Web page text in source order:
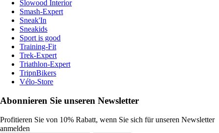
Slowood Interior
Smash-Expert
Sneak'In
Sneakids
Sport is good
Training-Fit
Trek-Expert
Triathlon-Expert
TripnBikers
Vélo-Store
Abonnieren Sie unseren Newsletter
Profitieren Sie von 10% Rabatt, wenn Sie sich für unseren Newsletter
anmelden